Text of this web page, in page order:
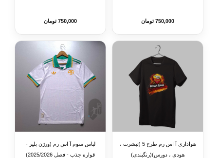
750,000 تومان 750,000 تومان
هواداری آ اس رم طرح 5 (تیشرت ،
هودی ، دورس)(رنگبندی)
لباس سوم آ اس رم (ورژن پلیر -
قواره جذب - فصل 2025/2026)